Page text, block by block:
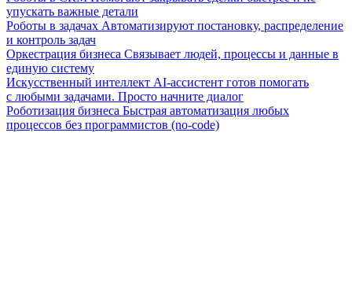
упускать важные детали
Роботы в задачах Автоматизируют постановку, распределение
и контроль задач
Оркестрация бизнеса Связывает людей, процессы и данные в
единую систему
Искусственный интеллект AI-ассистент готов помогать
с любыми задачами. Просто начните диалог
Роботизация бизнеса Быстрая автоматизация любых
процессов без программистов (no-code)